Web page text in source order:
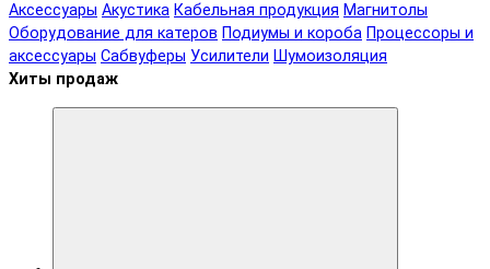
Аксессуары Акустика Кабельная продукция Магнитолы
Оборудование для катеров Подиумы и короба Процессоры и
аксессуары Сабвуферы Усилители Шумоизоляция
Хиты продаж